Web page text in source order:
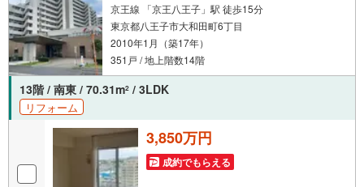
京王線 「京王八王子」駅 徒歩15分
東京都八王子市大和田町6丁目
2010年1月（築17年）
351戸 / 地上階数14階
13階 / 南東 / 70.31m2 / 3LDK
リフォーム
3,850万円
成約でもらえる